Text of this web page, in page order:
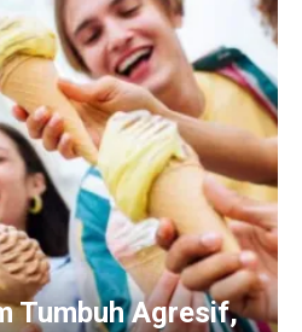
Tumbuh Agresif,